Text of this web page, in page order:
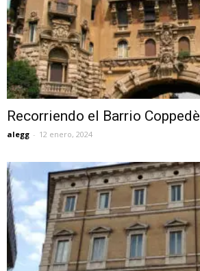
Recorriendo el Barrio Coppedè
alegg - 12 enero, 2024